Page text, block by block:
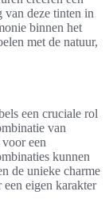
van deze tinten in
binnen het
met de natuur,
een cruciale rol
van
een
kunnen
de unieke charme
eigen karakter